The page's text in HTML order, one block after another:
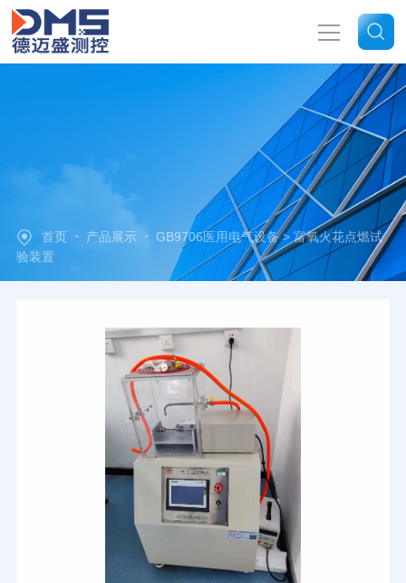
产品中心
新闻中心
联系我们
首页 - 产品展示 - GB9706医用电气设备> 富氧火花点燃试
验装置